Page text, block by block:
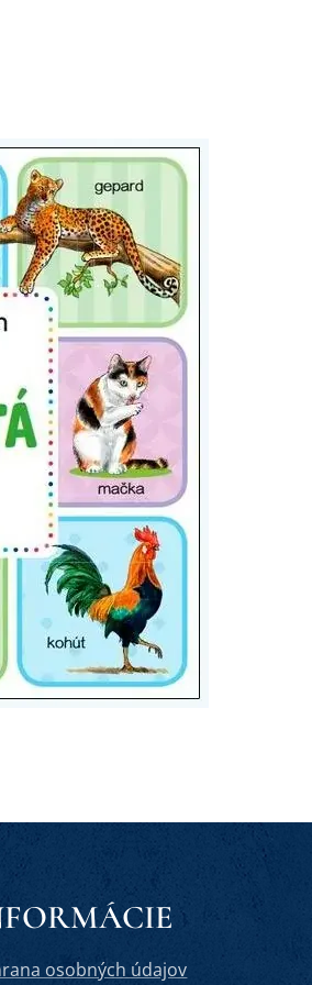
osobných údajov